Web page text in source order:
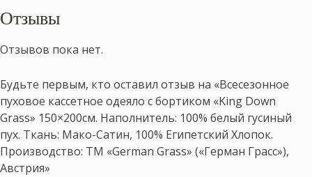
Отзывы
Отзывов пока нет.
Будьте первым, кто оставил отзыв на «Всесезонное
пуховое кассетное одеяло с бортиком «King Down
Grass» 150×200см. Наполнитель: 100% белый гусиный
пух. Ткань: Мако-Сатин, 100% Египетский Хлопок.
Производство: ТМ «German Grass» («Герман Грасс»),
Австрия»